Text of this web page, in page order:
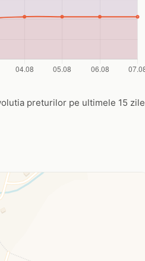
preturilor pe ultimele 15 zile